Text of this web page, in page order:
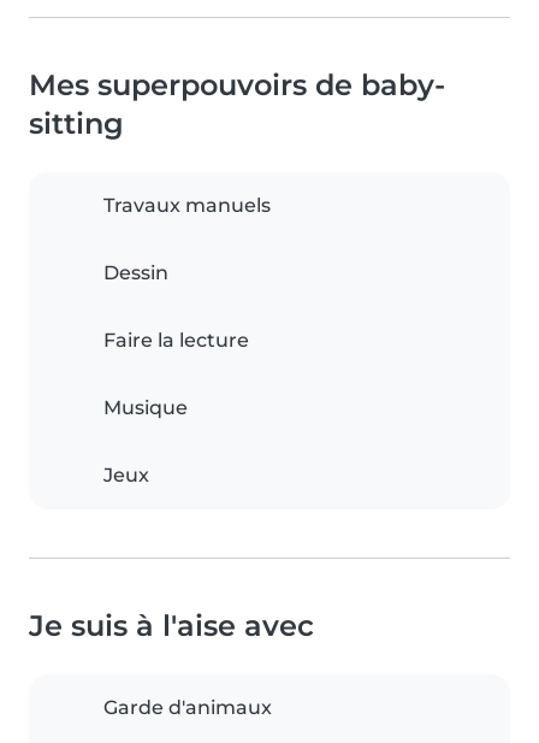
Mes superpouvoirs de baby-
sitting
Travaux manuels
Dessin
Faire la lecture
Musique
Jeux
Je suis à l'aise avec
Garde d'animaux